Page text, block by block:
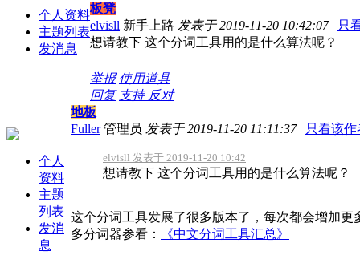
个人资料
主题列表
发消息
板凳
elvisll 新手上路 发表于 2019-11-20 10:42:07 | 只
想请教下 这个分词工具用的是什么算法呢？
举报 使用道具
回复 支持 反对
个人
资料
主题
列表
发消
息
地板
Fuller 管理员 发表于 2019-11-20 11:11:37 | 只看该作
elvisll 发表于 2019-11-20 10:42
想请教下 这个分词工具用的是什么算法呢？
这个分词工具发展了很多版本了，每次都会增加
多分词器参看：
《中文分词工具汇总》